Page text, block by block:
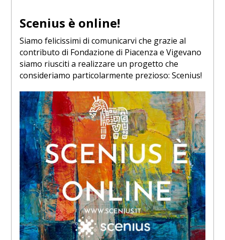
Scenius è online!
Siamo felicissimi di comunicarvi che grazie al
contributo di Fondazione di Piacenza e Vigevano
siamo riusciti a realizzare un progetto che
consideriamo particolarmente prezioso: Scenius!